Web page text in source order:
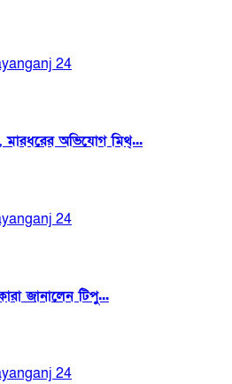
24
অভিযোগ মিথ্...
24
জানালেন টিপু...
24